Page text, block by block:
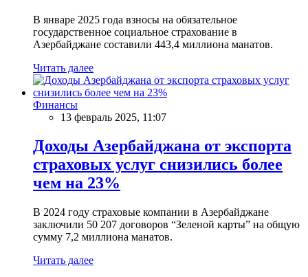
В январе 2025 года взносы на обязательное
государственное социальное страхование в
Азербайджане составили 443,4 миллиона манатов.
Читать далее
Финансы
13 февраль 2025, 11:07
Доходы Азербайджана от экспорта
страховых услуг снизились более
чем на 23%
В 2024 году страховые компании в Азербайджане
заключили 50 207 договоров “Зеленой карты” на общую
сумму 7,2 миллиона манатов.
Читать далее